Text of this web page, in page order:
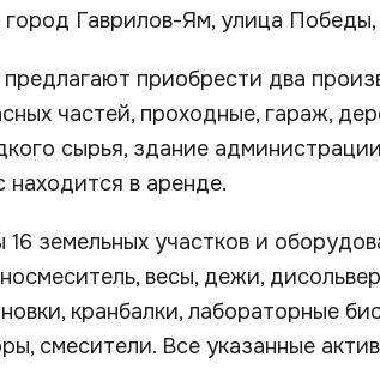
город Гаврилов-Ям, улица Победы,
приобрести два
частей, проходные, гараж,
сырья, здание
в аренде.
земельных участков и
весы, дежи,
кранбалки, лабораторные
смесители. Все указанные